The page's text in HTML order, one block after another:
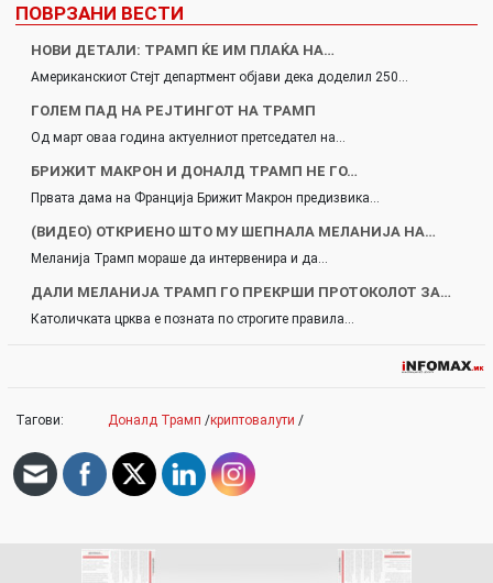
ПОВРЗАНИ ВЕСТИ
НОВИ ДЕТАЛИ: ТРАМП ЌЕ ИМ ПЛАЌА НА…
Американскиот Стејт департмент објави дека доделил 250…
ГОЛЕМ ПАД НА РЕЈТИНГОТ НА ТРАМП
Од март оваа година актуелниот претседател на…
БРИЖИТ МАКРОН И ДОНАЛД ТРАМП НЕ ГО…
Првата дама на Франција Брижит Макрон предизвика…
(ВИДЕО) ОТКРИЕНО ШТО МУ ШЕПНАЛА МЕЛАНИЈА НА…
Меланија Трамп мораше да интервенира и да…
ДАЛИ МЕЛАНИЈА ТРАМП ГО ПРЕКРШИ ПРОТОКОЛОТ ЗА…
Католичката црква е позната по строгите правила…
Тагови: Доналд Трамп /криптовалути /